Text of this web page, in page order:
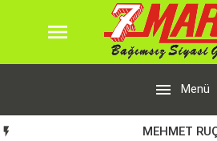

 Menü
 MEHMET